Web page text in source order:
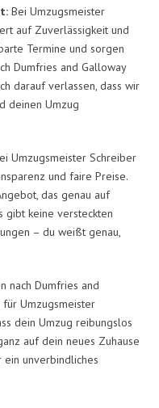
Bei Umzugsmeister
auf Zuverlässigkeit und
Termine und sorgen
Dumfries and Galloway
darauf verlassen, dass wir
deinen Umzug
Umzugsmeister Schreiber
und faire Preise.
das genau auf
gibt keine versteckten
– du weißt genau,
nach Dumfries and
für Umzugsmeister
dein Umzug reibungslos
auf dein neues Zuhause
ein unverbindliches